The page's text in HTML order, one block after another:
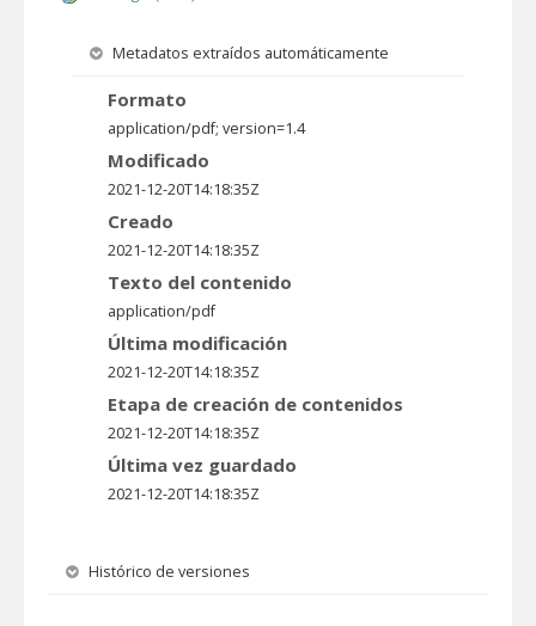
Metadatos extraídos automáticamente
Formato
application/pdf; version=1.4
Modificado
2021-12-20T14:18:35Z
Creado
2021-12-20T14:18:35Z
Texto del contenido
application/pdf
Última modificación
2021-12-20T14:18:35Z
Etapa de creación de contenidos
2021-12-20T14:18:35Z
Última vez guardado
2021-12-20T14:18:35Z
Histórico de versiones